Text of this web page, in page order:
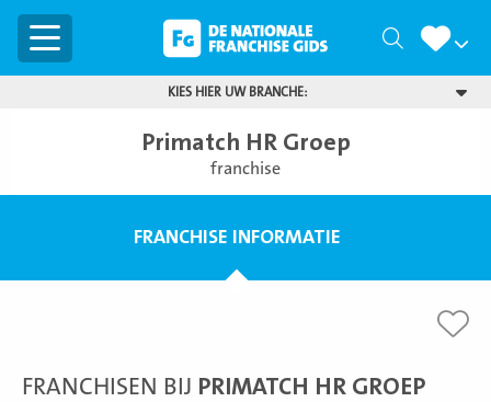
Menu Zoeken
KIES HIER UW BRANCHE:
Primatch HR Groep
franchise
FRANCHISE INFORMATIE
FRANCHISEN BIJ PRIMATCH HR GROEP